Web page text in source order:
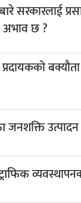
सरकारलाई
अभाव छ ?
प्रदायकको
जनशक्ति उत्पादन